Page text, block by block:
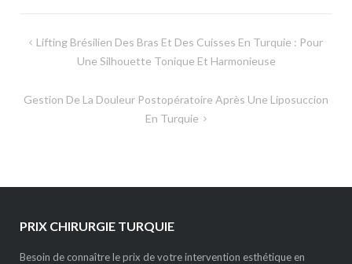
Navigation
Lifting Brésilien Des Bras Et Des Cuisses En Turquie : Pour
Une Silhouette Tonique Et Harmonieuse
Gestion De La Douleur Postopératoire Après Une Liposuccion
En Turquie
PRIX CHIRURGIE TURQUIE
Besoin de connaître le prix de votre intervention esthétique en